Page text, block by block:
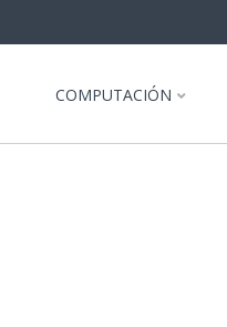
COMPUTACIÓN